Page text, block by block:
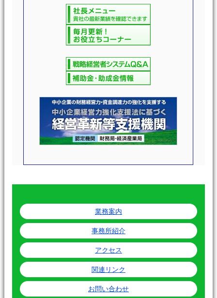
業務案内
事務所紹介
アクセス
関連リンク
お問い合わせ